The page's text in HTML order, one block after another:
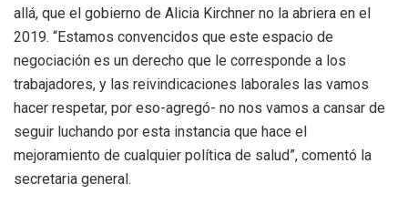
allá, que el gobierno de Alicia Kirchner no la abriera en el
2019. “Estamos convencidos que este espacio de
negociación es un derecho que le corresponde a los
trabajadores, y las reivindicaciones laborales las vamos
hacer respetar, por eso-agregó- no nos vamos a cansar de
seguir luchando por esta instancia que hace el
mejoramiento de cualquier política de salud”, comentó la
secretaria general.